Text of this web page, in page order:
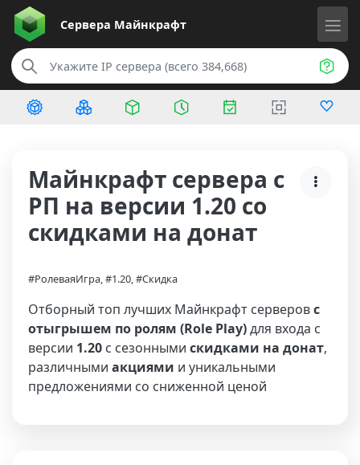
Сервера Майнкрафт
Майнкрафт сервера с
РП на версии 1.20 со
скидками на донат
#РолеваяИгра, #1.20, #Скидка
Отборный топ лучших Майнкрафт серверовс
отыгрышем по ролям (Role Play)для входа с
версии 1.20 с сезонными скидками на донат,
различными акциями и уникальными
предложениями со сниженной ценой